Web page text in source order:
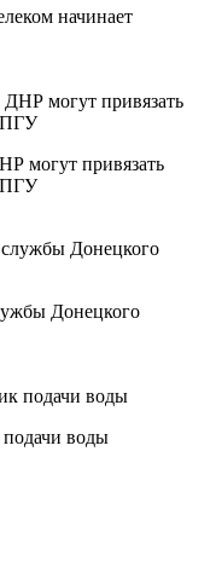
начинает
могут привязать
Донецкого
воды